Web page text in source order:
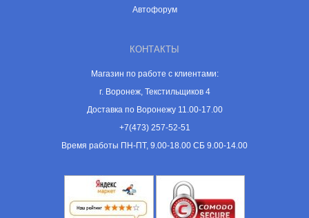
Автофорум
КОНТАКТЫ
Магазин по работе с клиентами:
г. Воронеж, Текстильщиков 4
Доставка по Воронежу 11.00-17.00
+7(473) 257-52-51
Время работы ПН-ПТ, 9.00-18.00 СБ 9.00-14.00